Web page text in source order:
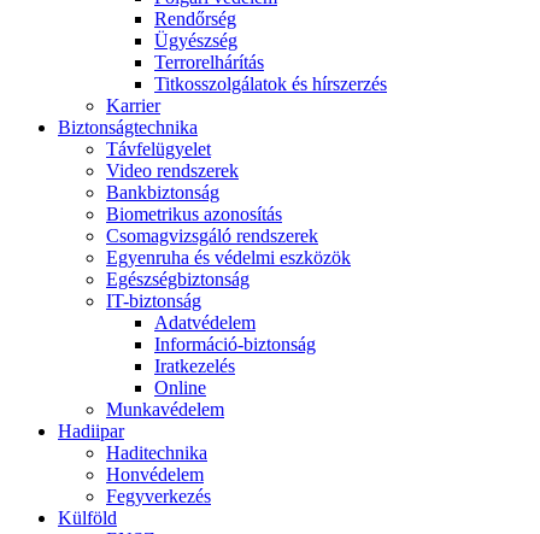
Rendőrség
Ügyészség
Terrorelhárítás
Titkosszolgálatok és hírszerzés
Karrier
Biztonságtechnika
Távfelügyelet
Video rendszerek
Bankbiztonság
Biometrikus azonosítás
Csomagvizsgáló rendszerek
Egyenruha és védelmi eszközök
Egészségbiztonság
IT-biztonság
Adatvédelem
Információ-biztonság
Iratkezelés
Online
Munkavédelem
Hadiipar
Haditechnika
Honvédelem
Fegyverkezés
Külföld